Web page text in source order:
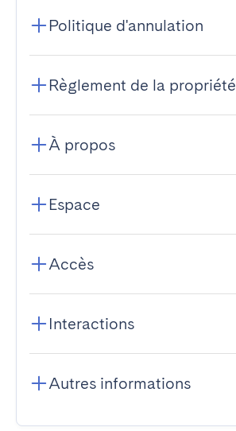
Politique d'annulation
Règlement de la propriété
À propos
Espace
Accès
Interactions
Autres informations